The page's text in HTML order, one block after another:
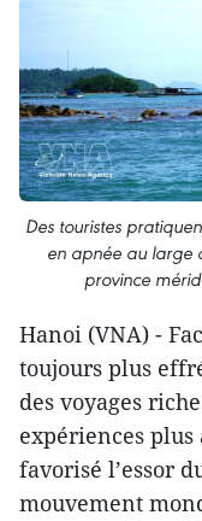
Des touristes
en apnée au large
province
Hanoi (VNA) -
toujours plus
des voyages
expériences plus
favorisé l’essor
mouvement